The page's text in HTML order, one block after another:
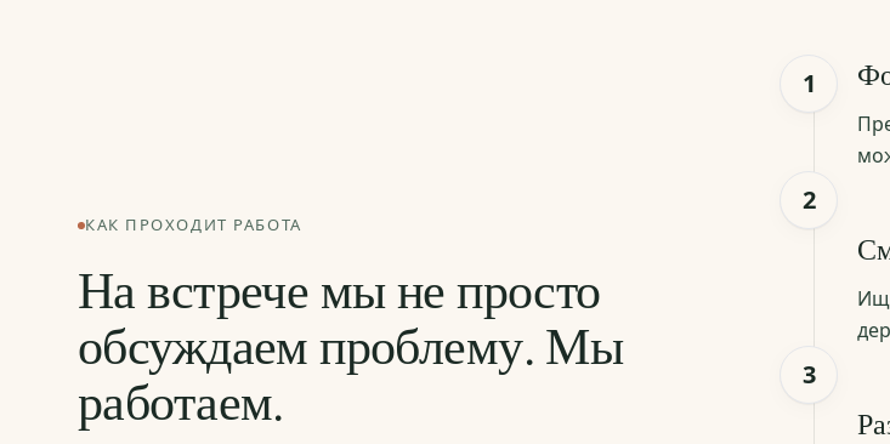
КАК ПРОХОДИТ РАБОТА
На встрече мы не просто
обсуждаем проблему. Мы
работаем.
1
2
3